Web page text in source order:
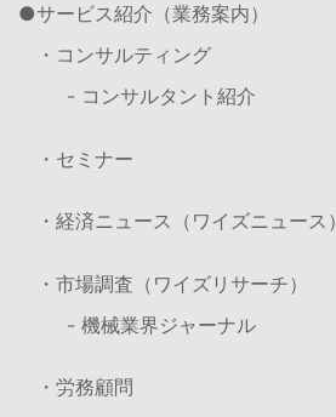
サービス紹介（業務案内）
・コンサルティング
- コンサルタント紹介
・セミナー
・経済ニュース（ワイズニュース）
・市場調査（ワイズリサーチ）
- 機械業界ジャーナル
・労務顧問